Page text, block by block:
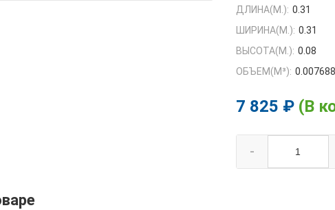
ДЛИНА(М.): 0.31
ШИРИНА(М.): 0.31
ВЫСОТА(М.): 0.08
ОБЪЕМ(M³): 0.007688
7 825 ₽ (В
-